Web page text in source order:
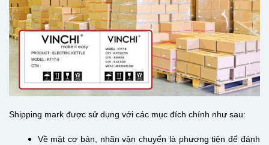
Shipping mark được sử dụng với các mục đích chính như sau:
Về mặt cơ bản, nhãn vận chuyển là phương tiện để đánh